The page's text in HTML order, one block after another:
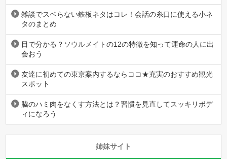
雑談でスベらない鉄板ネタはコレ！会話の糸口に使える小ネ
タのまとめ
目で分かる？ソウルメイトの12の特徴を知って運命の人に出
会おう
友達に初めての東京案内するならココ★充実のおすすめ観光
スポット
脇のハミ肉をなくす方法とは？習慣を見直してスッキリボデ
ィになろう
姉妹サイト